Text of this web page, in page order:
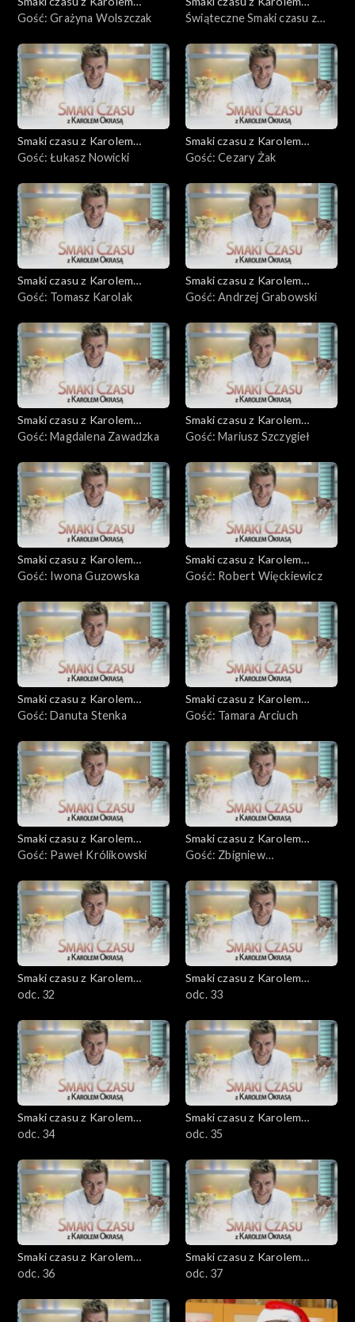
Okrasą
Gość: Grażyna Wolszczak
Okrasą
Świąteczne Smaki czasu z
Smaki czasu z Karolem
Okrasą
Gość: Łukasz Nowicki
Smaki czasu z Karolem
Okrasą
Gość: Cezary Żak
Smaki czasu z Karolem
Okrasą
Gość: Tomasz Karolak
Smaki czasu z Karolem
OkrasąGość: Andrzej Grabowski
Smaki czasu z Karolem
OkrasąGość: Magdalena Zawadzka
Smaki czasu z Karolem
Okrasą
Gość: Mariusz Szczygieł
Smaki czasu z Karolem
Okrasą
Gość: Iwona Guzowska
Smaki czasu z Karolem
Okrasą
Gość: Robert Więckiewicz
Smaki czasu z Karolem
Okrasą
Gość: Danuta Stenka
Smaki czasu z Karolem
Okrasą
Gość: Tamara Arciuch
Smaki czasu z Karolem
Okrasą
Gość: Paweł Królikowski
Smaki czasu z Karolem
Okrasą
Gość: Zbigniew
Smaki czasu z Karolem
Okrasą
odc. 32
Smaki czasu z Karolem
Okrasą
odc. 33
Smaki czasu z Karolem
Okrasą
odc. 34
Smaki czasu z Karolem
Okrasą
odc. 35
Smaki czasu z Karolem
Okrasą
odc. 36
Smaki czasu z Karolem
Okrasą
odc. 37